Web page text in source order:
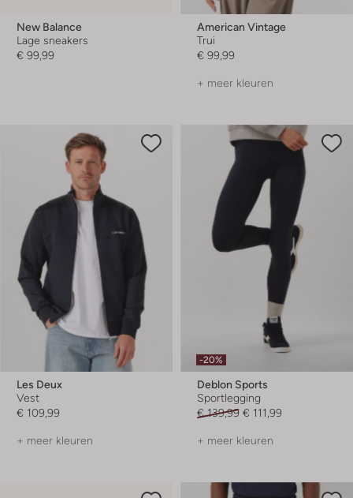
New Balance
Lage sneakers
€ 99,99
American Vintage
Trui
€ 99,99
+ meer kleuren
Les Deux
Vest
€ 109,99
+ meer kleuren
-20%
Deblon Sports
Sportlegging
€ 139,99 € 111,99
+ meer kleuren